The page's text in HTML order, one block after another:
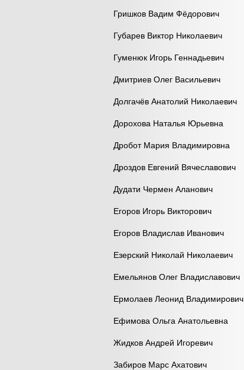
Гришков Вадим Фёдорович
Губарев Виктор Николаевич
Гуменюк Игорь Геннадьевич
Дмитриев Олег Васильевич
Долгачёв Анатолий Николаевич
Дорохова Наталья Юрьевна
Дробот Мария Владимировна
Дроздов Евгений Вячеславович
Дудати Чермен Аланович
Егоров Игорь Викторович
Егоров Владислав Иванович
Езерский Николай Николаевич
Емельянов Олег Владиславович
Ермолаев Леонид Владимирович
Ефимова Ольга Анатольевна
Жидков Андрей Игоревич
Забиров Марс Ахатович